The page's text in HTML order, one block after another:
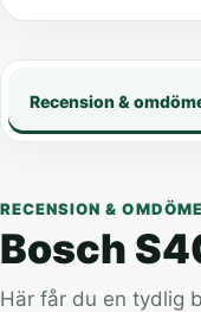
Recension &
RECENSION & OMDÖME
Bosch
Här får du en tydlig